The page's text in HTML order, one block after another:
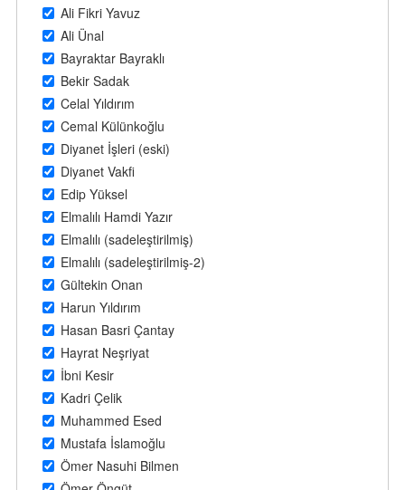
Ali Fikri Yavuz
Ali Ünal
Bayraktar Bayraklı
Bekir Sadak
Celal Yıldırım
Cemal Külünkoğlu
Diyanet İşleri (eski)
Diyanet Vakfi
Edip Yüksel
Elmalılı Hamdi Yazır
Elmalılı (sadeleştirilmiş)
Elmalılı (sadeleştirilmiş-2)
Gültekin Onan
Harun Yıldırım
Hasan Basri Çantay
Hayrat Neşriyat
İbni Kesir
Kadri Çelik
Muhammed Esed
Mustafa İslamoğlu
Ömer Nasuhi Bilmen